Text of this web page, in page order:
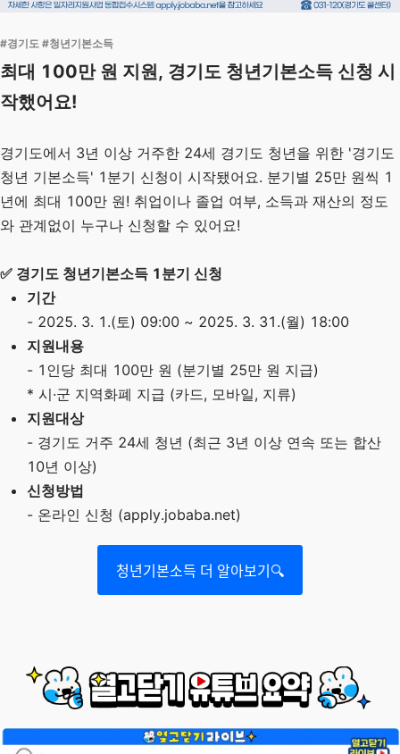
#경기도 #청년기본소득
최대 100만 원 지원, 경기도 청년기본소득 신청 시
작했어요!
경기도에서 3년 이상 거주한 24세 경기도 청년을 위한 '경기도
청년 기본소득' 1분기 신청이 시작됐어요. 분기별 25만 원씩 1
년에 최대 100만 원! 취업이나 졸업 여부, 소득과 재산의 정도
와 관계없이 누구나 신청할 수 있어요!
✅ 경기도 청년기본소득 1분기 신청
기간
- 2025. 3. 1.(토) 09:00 ~ 2025. 3. 31.(월) 18:00
지원내용
- 1인당 최대 100만 원 (분기별 25만 원 지급)
* 시·군 지역화폐 지급 (카드, 모바일, 지류)
지원대상
- 경기도 거주 24세 청년 (최근 3년 이상 연속 또는 합산
10년 이상)
신청방법
- 온라인 신청 (apply.jobaba.net)
청년기본소득 더 알아보기🔍